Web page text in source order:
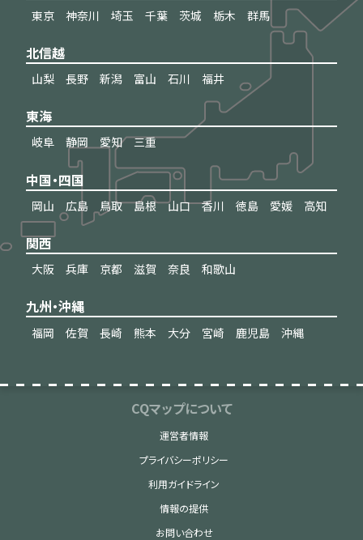
東京 神奈川 埼玉 千葉 茨城 栃木 群馬
北信越
山梨 長野 新潟 富山 石川 福井
東海
岐阜 静岡 愛知 三重
中国・四国
岡山 広島 鳥取 島根 山口 香川 徳島 愛媛 高知
関西
大阪 兵庫 京都 滋賀 奈良 和歌山
九州・沖縄
福岡 佐賀 長崎 熊本 大分 宮崎 鹿児島 沖縄
CQマップについて
運営者情報
プライバシーポリシー
利用ガイドライン
情報の提供
お問い合わせ